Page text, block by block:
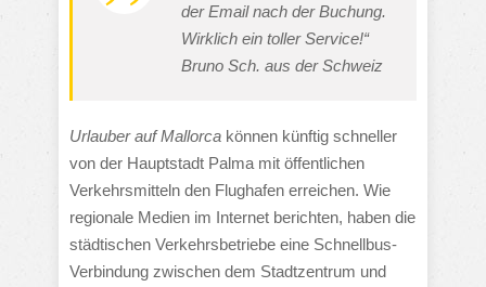
der Email nach der Buchung.
Wirklich ein toller Service!“
Bruno Sch. aus der Schweiz
Urlauber auf Mallorca können künftig schneller
von der Hauptstadt Palma mit öffentlichen
Verkehrsmitteln den Flughafen erreichen. Wie
regionale Medien im Internet berichten, haben die
städtischen Verkehrsbetriebe eine Schnellbus-
Verbindung zwischen dem Stadtzentrum und